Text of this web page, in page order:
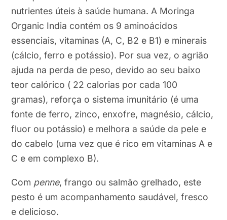
nutrientes úteis à saúde humana. A Moringa
Organic India contém os 9 aminoácidos
essenciais, vitaminas (A, C, B2 e B1) e minerais
(cálcio, ferro e potássio). Por sua vez, o agrião
ajuda na perda de peso, devido ao seu baixo
teor calórico ( 22 calorias por cada 100
gramas), reforça o sistema imunitário (é uma
fonte de ferro, zinco, enxofre, magnésio, cálcio,
fluor ou potássio) e melhora a saúde da pele e
do cabelo (uma vez que é rico em vitaminas A e
C e em complexo B).
Com penne, frango ou salmão grelhado, este
pesto é um acompanhamento saudável, fresco
e delicioso.